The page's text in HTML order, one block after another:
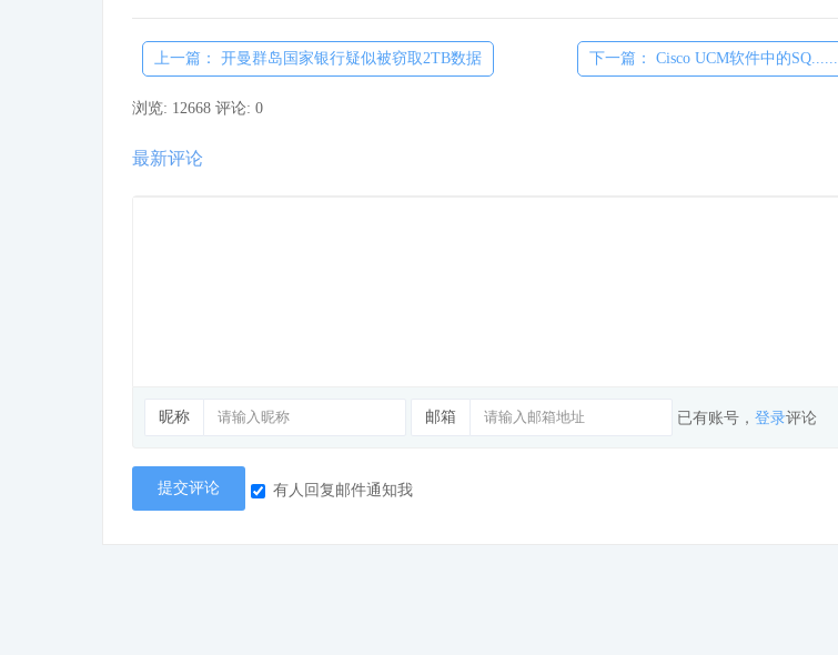
上一篇： 开曼群岛国家银行疑似被窃取2TB数据 下一篇： Cisco UCM软件中的SQ......
浏览: 12668 评论: 0
最新评论
昵称 邮箱 已有账号， 登录评论
提交评论 有人回复邮件通知我